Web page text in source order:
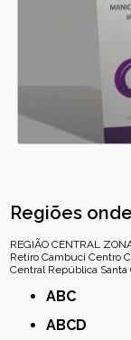
Regiões
REGIÃO CENTRAL
Retiro Cambuci Centro
Central República Santa
ABC
ABCD